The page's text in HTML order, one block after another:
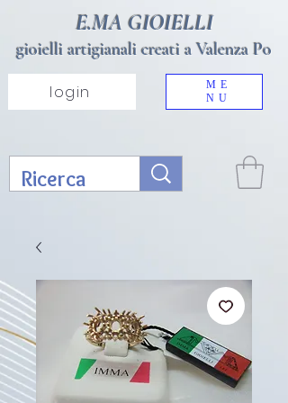
ME
NU
E.MA GIOIELLI
gioielli artigianali creati a Valenza Po
login